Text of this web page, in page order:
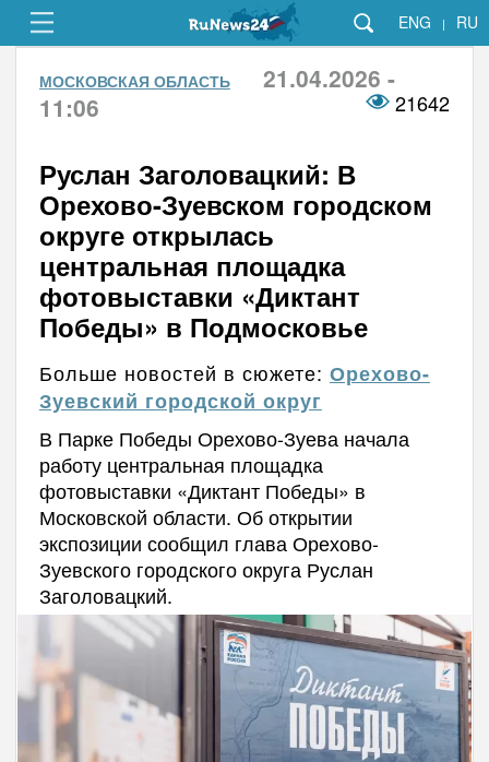
ENG | RU
МОСКОВСКАЯ ОБЛАСТЬ
21.04.2026 -
11:06
21642
Руслан Заголовацкий: В
Орехово-Зуевском городском
округе открылась
центральная площадка
фотовыставки «Диктант
Победы» в Подмосковье
Больше новостей в сюжете: Орехово-
Зуевский городской округ
В Парке Победы Орехово-Зуева начала
работу центральная площадка
фотовыставки «Диктант Победы» в
Московской области. Об открытии
экспозиции сообщил глава Орехово-
Зуевского городского округа Руслан
Заголовацкий.